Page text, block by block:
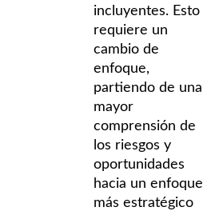
incluyentes. Esto
requiere un
cambio de
enfoque,
partiendo de una
mayor
comprensión de
los riesgos y
oportunidades
hacia un enfoque
más estratégico